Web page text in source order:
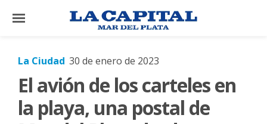
×
El
País
La Ciudad 30 de enero de 2023
El avión de los carteles en
la playa, una postal de